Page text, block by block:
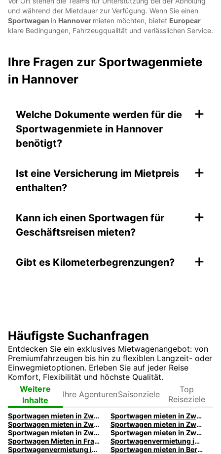
und während der Mietdauer zur Verfügung. Wenn Sie einen
Sportwagen in Hannover mieten möchten, bietet Europcar
klare Bedingungen, Fahrzeugqualität und verlässlichen Service.
Ihre Fragen zur Sportwagenmiete
in Hannover
Welche Dokumente werden für die
Sportwagenmiete in Hannover
benötigt?
+
Ist eine Versicherung im Mietpreis
enthalten?
+
Kann ich einen Sportwagen für
Geschäftsreisen mieten?
+
Gibt es Kilometerbegrenzungen? +
Häufigste Suchanfragen
Entdecken Sie ein exklusives Mietwagenangebot: von
Premiumfahrzeugen bis hin zu flexiblen Langzeit- oder
Einwegmietoptionen. Erleben Sie auf jeder Reise
Komfort, Flexibilität und höchste Qualität.
Weitere
Inhalte
Agenturen
Saisonziele
Top
Reiseziele
Sportwagen mieten in Zwickau | Europcar
Sportwagen mieten in Zwickau | Europcar
Sportwagen mieten in Zwickau | Europcar
Sportwagen mieten in Zwickau | Europcar
Sportwagen mieten in Zwickau | Europcar
Sportwagen mieten in Zwickau | Europcar
Sportwagen Mieten in Frankfurt von Europcar
Sportwagenvermietung in Hamburg bei Europcar
Sportwagenvermietung in Stuttgart bei Europcar
Sportwagen mieten in Berlin von Europcar